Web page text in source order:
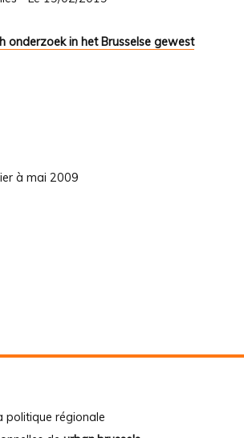
onderzoek in het Brusselse gewest
à mai 2009
politique régionale